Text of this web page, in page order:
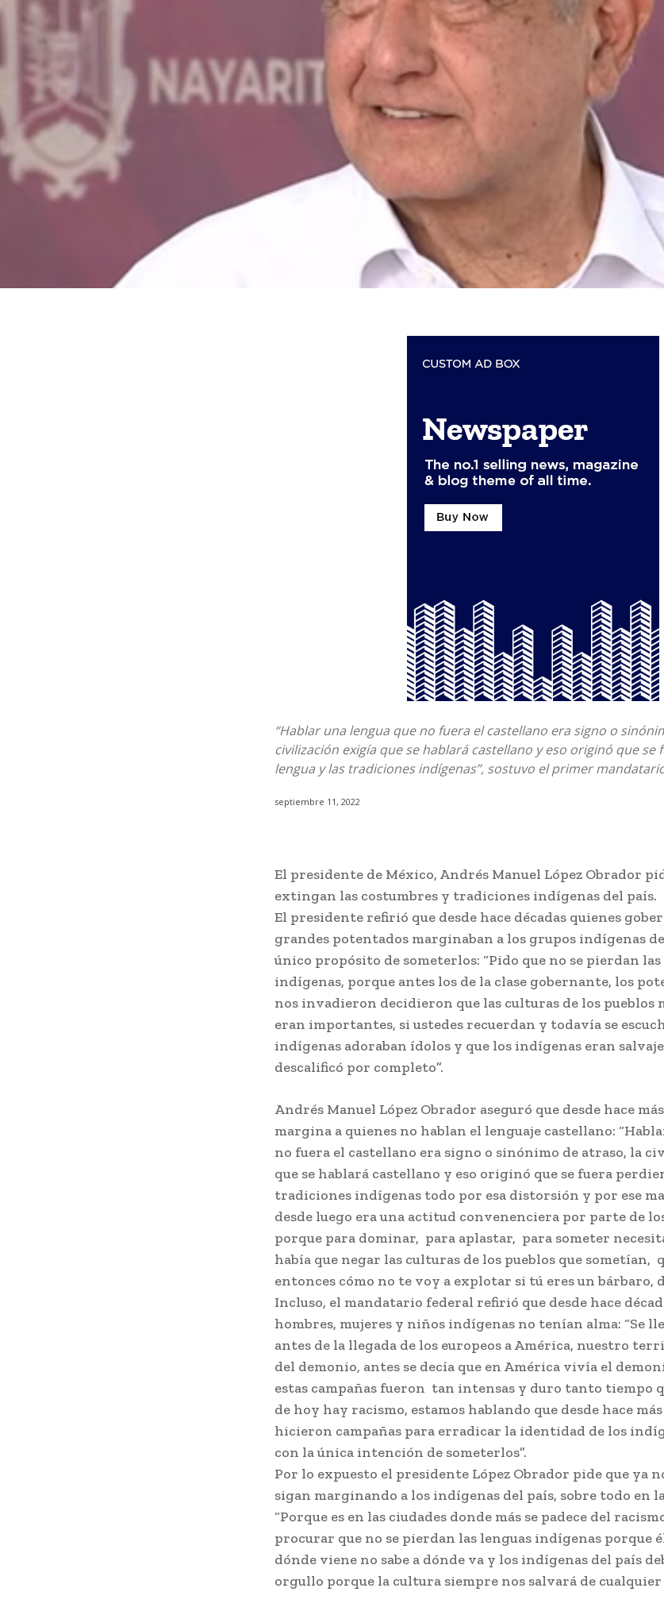
“Hablar una lengua que no fuera el castellano era signo o
civilización exigía que se hablará castellano y eso originó que se
lengua y las tradiciones indígenas”, sostuvo el primer
septiembre 11, 2022
El presidente de México, Andrés Manuel López Obrador
extingan las costumbres y tradiciones indígenas del país.
El presidente refirió que desde hace décadas quienes
grandes potentados marginaban a los grupos indígenas
único propósito de someterlos: “Pido que no se pierdan
indígenas, porque antes los de la clase gobernante, los
nos invadieron decidieron que las culturas de los pueblos
eran importantes, si ustedes recuerdan y todavía se
indígenas adoraban ídolos y que los indígenas eran
descalificó por completo”.
Andrés Manuel López Obrador aseguró que desde hace
margina a quienes no hablan el lenguaje castellano:
no fuera el castellano era signo o sinónimo de atraso, la
que se hablará castellano y eso originó que se fuera
tradiciones indígenas todo por esa distorsión y por ese
desde luego era una actitud convenenciera por parte de
porque para dominar, para aplastar, para someter
había que negar las culturas de los pueblos que sometían,
entonces cómo no te voy a explotar si tú eres un bárbaro,
Incluso, el mandatario federal refirió que desde hace
hombres, mujeres y niños indígenas no tenían alma: “Se
antes de la llegada de los europeos a América, nuestro
del demonio, antes se decía que en América vivía el
estas campañas fueron tan intensas y duro tanto tiempo
de hoy hay racismo, estamos hablando que desde hace
hicieron campañas para erradicar la identidad de los
con la única intención de someterlos”.
Por lo expuesto el presidente López Obrador pide que ya
sigan marginando a los indígenas del país, sobre todo en
“Porque es en las ciudades donde más se padece del
procurar que no se pierdan las lenguas indígenas porque
dónde viene no sabe a dónde va y los indígenas del país
orgullo porque la cultura siempre nos salvará de cualquier